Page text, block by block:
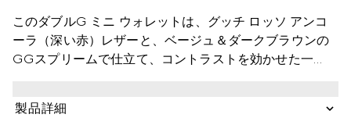
このダブルG ミニ ウォレットは、グッチ ロッソ アンコ
ーラ（深い赤）レザーと、ベージュ＆ダークブラウンの
GGスプリームで仕立て、コントラストを効かせた一
製品詳細